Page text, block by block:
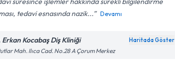
tedavi esnasında nazik...
Devamı
Erkan Kocabaş Diş Kliniği Haritada Göster
Mah. Ilıca Cad. No.28 A Çorum Merkez